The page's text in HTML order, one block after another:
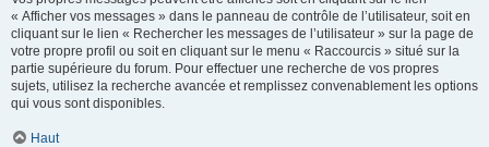
« Afficher vos messages » dans le panneau de contrôle de l’utilisateur, soit en
cliquant sur le lien « Rechercher les messages de l’utilisateur » sur la page de
votre propre profil ou soit en cliquant sur le menu « Raccourcis » situé sur la
partie supérieure du forum. Pour effectuer une recherche de vos propres
sujets, utilisez la recherche avancée et remplissez convenablement les options
qui vous sont disponibles.
Haut